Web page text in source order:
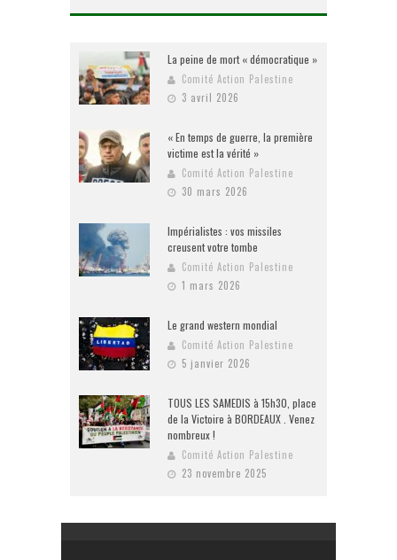
La peine de mort « démocratique »
Comité Action Palestine
3 avril 2026
« En temps de guerre, la première
victime est la vérité »
Comité Action Palestine
30 mars 2026
Impérialistes : vos missiles
creusent votre tombe
Comité Action Palestine
1 mars 2026
Le grand western mondial
Comité Action Palestine
5 janvier 2026
TOUS LES SAMEDIS à 15h30, place
de la Victoire à BORDEAUX . Venez
nombreux !
Comité Action Palestine
23 novembre 2025